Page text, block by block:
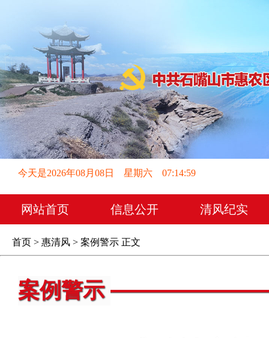
今天是2026年08月08日 星期六 07:15:00
网站首页 信息公开 清风纪实
首页 > 惠清风 > 案例警示 正文
案例警示